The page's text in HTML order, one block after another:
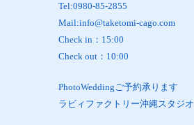
Tel:0980-85-2855
Mail:info@taketomi-cago.com
Check in：15:00
Check out：10:00
PhotoWeddingご予約承ります
ラビィファクトリー沖縄スタジオ